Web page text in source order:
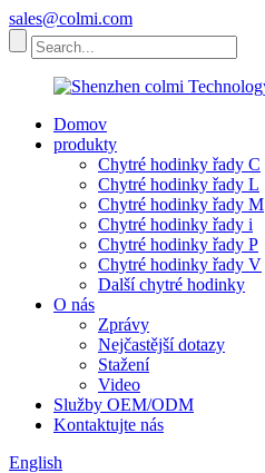
sales@colmi.com
Domov
produkty
Chytré hodinky řady C
Chytré hodinky řady L
Chytré hodinky řady M
Chytré hodinky řady i
Chytré hodinky řady P
Chytré hodinky řady V
Další chytré hodinky
O nás
Zprávy
Nejčastější dotazy
Stažení
Video
Služby OEM/ODM
Kontaktujte nás
English